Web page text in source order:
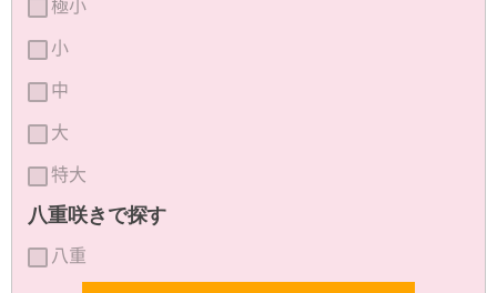
小
中
大
特大
八重咲きで探す
八重